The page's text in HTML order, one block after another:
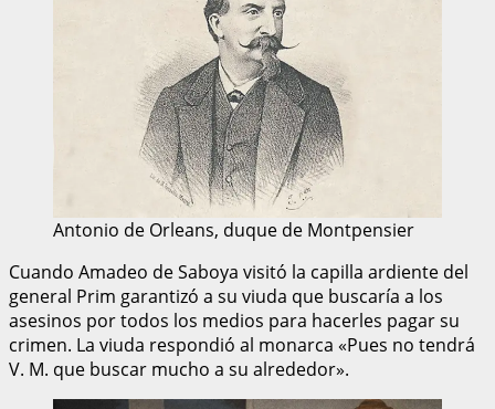
Antonio de Orleans, duque de Montpensier
Cuando Amadeo de Saboya visitó la capilla ardiente del
general Prim garantizó a su viuda que buscaría a los
asesinos por todos los medios para hacerles pagar su
crimen. La viuda respondió al monarca «Pues no tendrá
V. M. que buscar mucho a su alrededor».